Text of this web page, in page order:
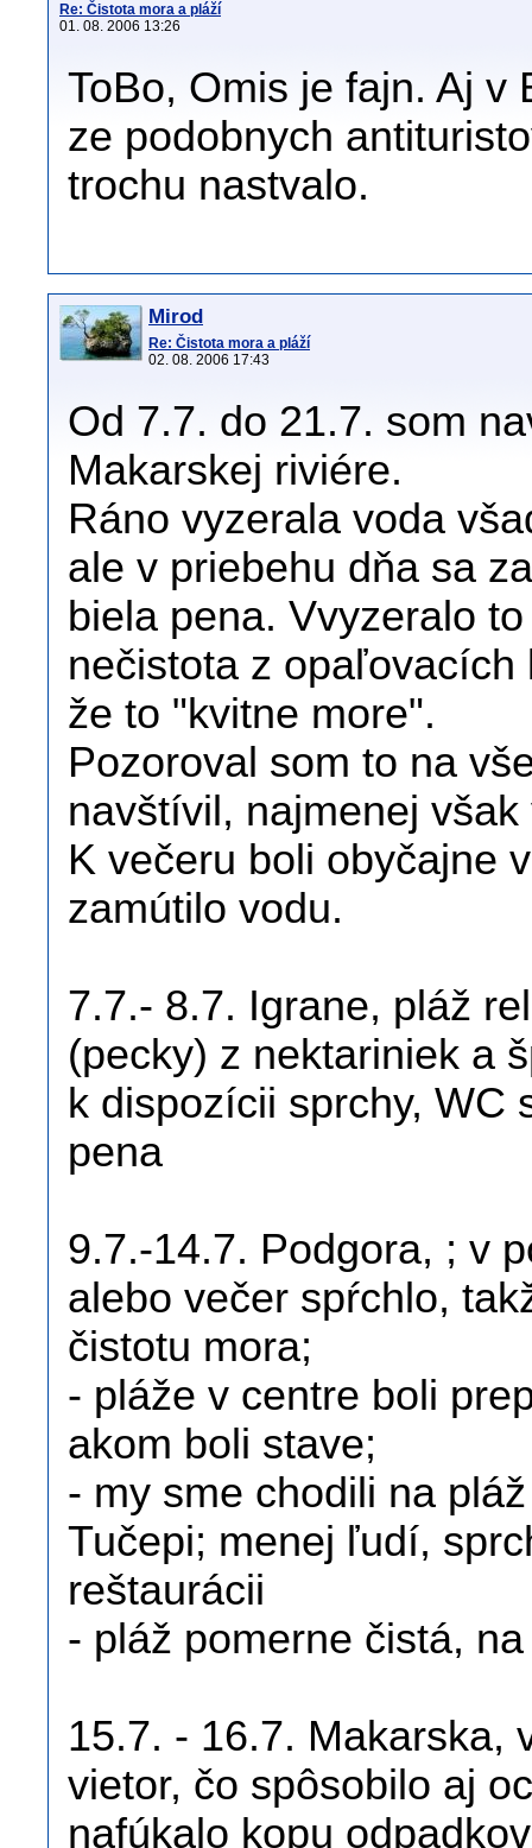
Re: Čistota mora a pláží
01. 08. 2006 13:26
ToBo, Omis je fajn. Aj v
ze podobnych
trochu nastvalo.
Mirod
Re: Čistota mora a pláží
02. 08. 2006 17:43
Od 7.7. do 21.7. som
Makarskej riviére.
Ráno vyzerala voda
ale v priebehu dňa sa
biela pena. Vvyzeralo
nečistota z opaľovacích
že to "kvitne more".
Pozoroval som to na
navštívil, najmenej však
K večeru boli obyčajne
zamútilo vodu.
7.7.- 8.7. Igrane, pláž
(pecky) z nektariniek a
k dispozícii sprchy, WC
pena
9.7.-14.7. Podgora, ; v
alebo večer spŕchlo,
čistotu mora;
- pláže v centre boli
akom boli stave;
- my sme chodili na
Tučepi; menej ľudí,
reštaurácii
- pláž pomerne čistá,
15.7. - 16.7. Makarska,
vietor, čo spôsobilo aj
nafúkalo kopu